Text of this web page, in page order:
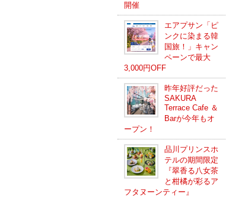
開催
エアプサン「ピ
ンクに染まる韓
国旅！」キャン
ペーンで最大
3,000円OFF
昨年好評だった
SAKURA
Terrace Cafe ＆
Barが今年もオ
ープン！
品川プリンスホ
テルの期間限定
『翠香る八女茶
と柑橘が彩るア
フタヌーンティー』